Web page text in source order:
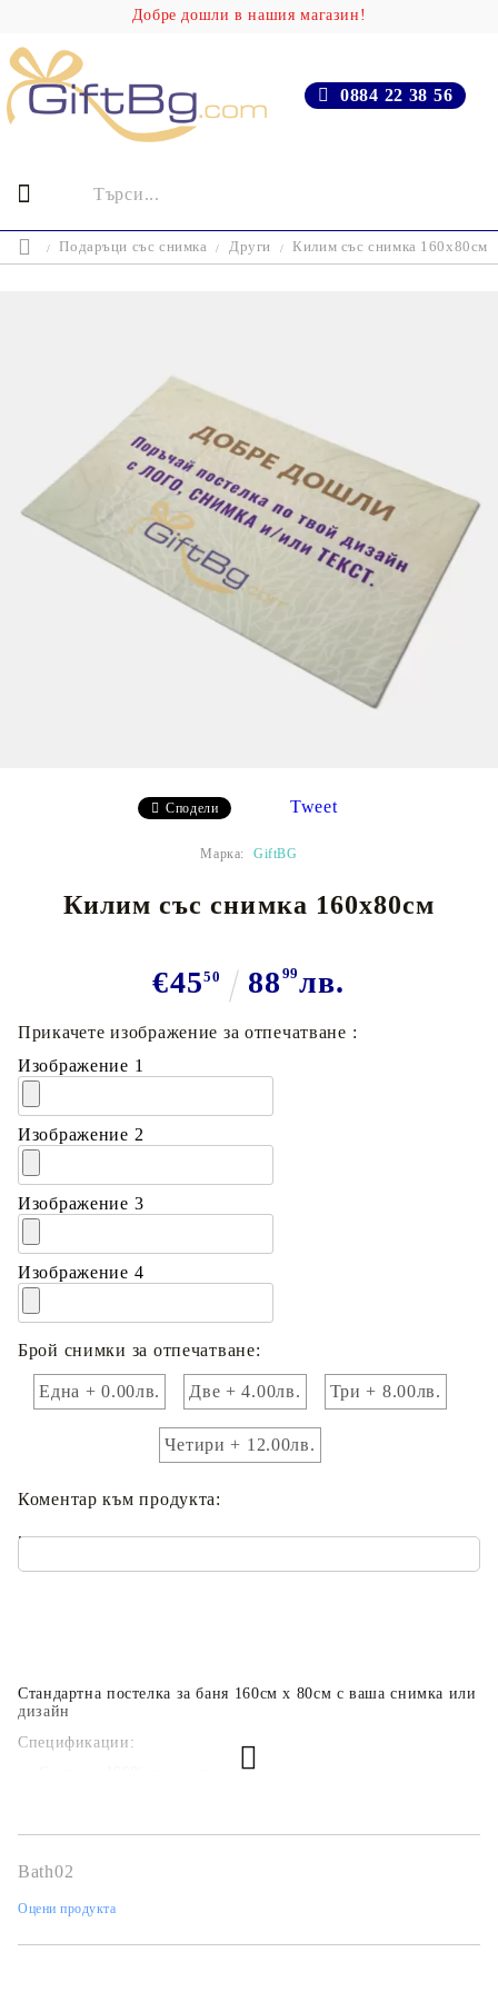
Добре дошли в нашия магазин!
0884 22 38 56
Подаръци със снимка Други Килим със снимка 160х80см
Сподели Tweet
Марка: GiftBG
Килим със снимка 160х80см
€4550 88 99лв.
Стандартна постелка за баня 160см х 80см с ваша снимка или
дизайн
Спецификации:
Прикачете изображение за отпечатване :
Изображение 1
Изображение 2
Изображение 3
Изображение 4
Брой снимки за отпечатване:
Една + 0.00лв. Две + 4.00лв. Три + 8.00лв.
Четири + 12.00лв.
Коментар към продукта:
.
Bath02
Оцени продукта